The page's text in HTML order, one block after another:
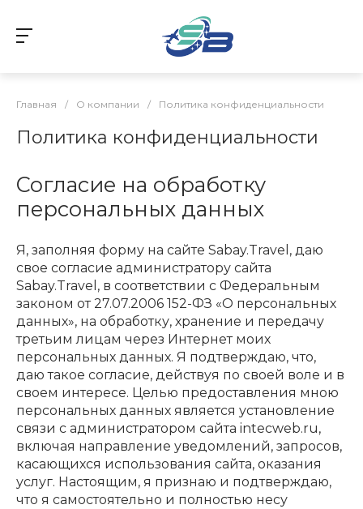
Главная / О компании / Политика конфиденциальности
Политика конфиденциальности
Согласие на обработку
персональных данных
Я, заполняя форму на сайте Sabay.Travel, даю
свое согласие администратору сайта
Sabay.Travel, в соответствии с Федеральным
законом от 27.07.2006 152-ФЗ «О персональных
данных», на обработку, хранение и передачу
третьим лицам через Интернет моих
персональных данных. Я подтверждаю, что,
даю такое согласие, действуя по своей воле и в
своем интересе. Целью предоставления мною
персональных данных является установление
связи с администратором сайта intecweb.ru,
включая направление уведомлений, запросов,
касающихся использования сайта, оказания
услуг. Настоящим, я признаю и подтверждаю,
что я самостоятельно и полностью несу